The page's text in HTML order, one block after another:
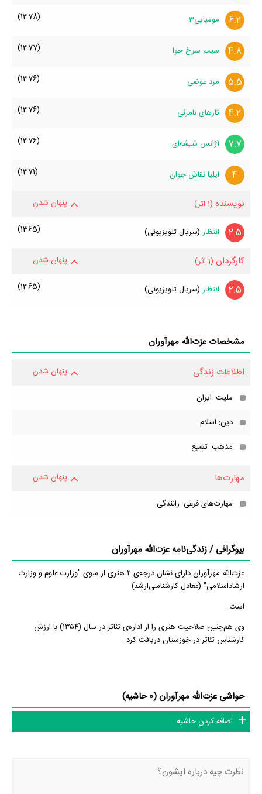
6.2 مومیایی3 (1378)
4.8 سیب سرخ حوا (1377)
5.5 مرد عوضی (1376)
4.2 تارهای نامرئی (1376)
7.7 آژانس شیشه‌ای (1376)
4 ایلیا نقاش جوان (1371)
نویسنده (1 اثر) پنهان شدن
2.5 انتظار (سریال تلویزیونی) (1365)
کارگردان (1 اثر) پنهان شدن
2.5 انتظار (سریال تلویزیونی) (1365)
مشخصات عزت‌الله مهرآوران
اطلاعات زندگی پنهان شدن
ملیت: ایران
دین: اسلام
مذهب: تشیع
مهارت‌ها پنهان شدن
مهارت‌های فرعی: رانندگی
بیوگرافی / زندگی‌نامه عزت‌الله مهرآوران
عزت‌الله مهرآوران دارای نشان درجه‌ی ۲ هنری از سوی "وزارت علوم و وزارت
ارشاداسلامی" (معادل کارشناسی‌ارشد)
است.
وی هم‌چنین صلاحیت هنری را از اداره‌ی تئاتر در سال (۱۳۵۴) با ارزش
کارشناس تئاتر در خوزستان دریافت‌ کرد.
حواشی عزت‌الله مهرآوران (0 حاشیه)
اضافه کردن حاشیه